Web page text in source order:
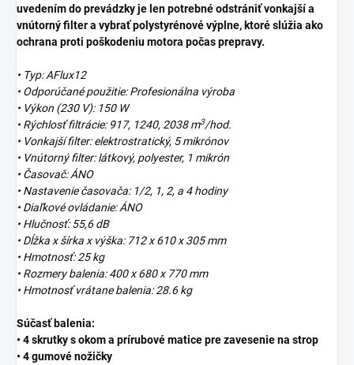
uvedením do prevádzky je len potrebné odstrániť vonkajší a
vnútorný filter a vybrať polystyrénové výplne, ktoré slúžia ako
ochrana proti poškodeniu motora počas prepravy.
• Typ: AFlux12
• Odporúčané použitie: Profesionálna výroba
• Výkon (230 V): 150 W
• Rýchlosť filtrácie: 917, 1240, 2038 m3/hod.
• Vonkajší filter: elektrostratický, 5 mikrónov
• Vnútorný filter: látkový, polyester, 1 mikrón
• Časovač: ÁNO
• Nastavenie časovača: 1/2, 1, 2, a 4 hodiny
• Diaľkové ovládanie: ÁNO
• Hlučnosť: 55,6 dB
• Dĺžka x šírka x výška: 712 x 610 x 305 mm
• Hmotnosť: 25 kg
• Rozmery balenia: 400 x 680 x 770 mm
• Hmotnosť vrátane balenia: 28.6 kg
Súčasť balenia:
• 4 skrutky s okom a prírubové matice pre zavesenie na strop
• 4 gumové nožičky